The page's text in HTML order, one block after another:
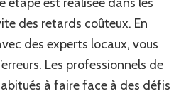
des retards coûteux. En
des experts locaux, vous
Les professionnels de
à faire face à des défis